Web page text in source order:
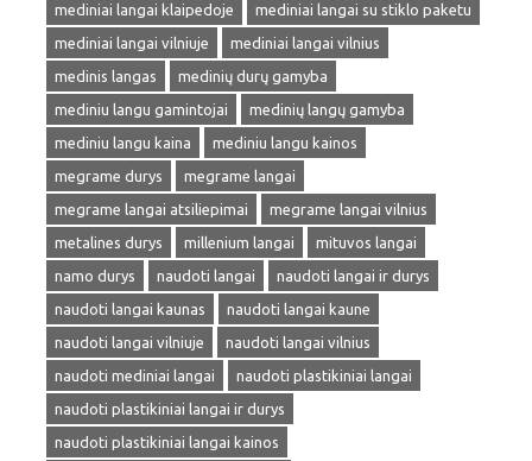
mediniai langai klaipedoje
mediniai langai su stiklo paketu
mediniai langai vilniuje
mediniai langai vilnius
medinis langas
medinių durų gamyba
mediniu langu gamintojai
medinių langų gamyba
mediniu langu kaina
mediniu langu kainos
megrame durys
megrame langai
megrame langai atsiliepimai
megrame langai vilnius
metalines durys
millenium langai
mituvos langai
namo durys
naudoti langai
naudoti langai ir durys
naudoti langai kaunas
naudoti langai kaune
naudoti langai vilniuje
naudoti langai vilnius
naudoti mediniai langai
naudoti plastikiniai langai
naudoti plastikiniai langai ir durys
naudoti plastikiniai langai kainos